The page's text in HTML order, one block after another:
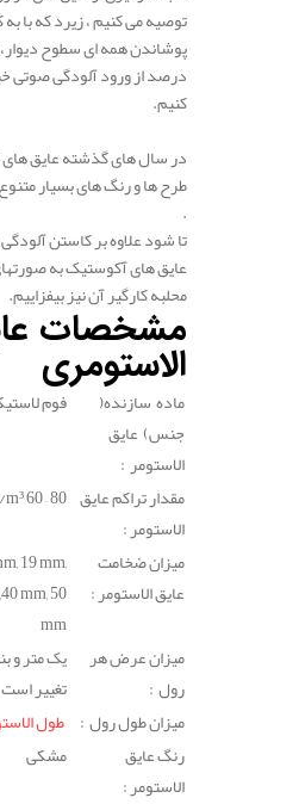
توصیه می کنیم ، زیرد که با
درصد از ورود آلودگی صوتی
کنیم.
در سال های گذشته عایق
طرح ها و رنگ های بسیار
.
تا شود علاوه بر کاستن
عایق های آکوستیک به
محلبه کارگیر آن نیز بیفزاییم.
مشخصات
الاستومری
ماده سازنده(
جنس) عایق
الاستومر :
فوم
مقدار تراکم عایق
الاستومر :
60 – 80
میزان ضخامت
عایق الاستومر :
19 mm,
mm, 50
mm
میزان عرض هر
رول :
یک متر و
تغییر است
میزان طول رول : طول
رنگ عایق
الاستومر :
مشکی